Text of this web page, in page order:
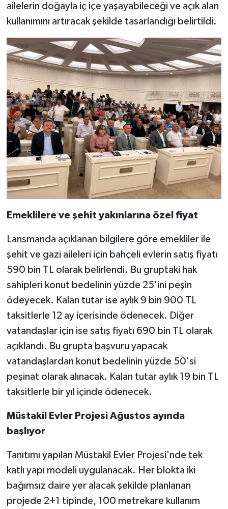
ailelerin doğayla iç içe yaşayabileceği ve açık alan
kullanımını artıracak şekilde tasarlandığı belirtildi.
Emeklilere ve şehit yakınlarına özel fiyat
Lansmanda açıklanan bilgilere göre emekliler ile
şehit ve gazi aileleri için bahçeli evlerin satış fiyatı
590 bin TL olarak belirlendi. Bu gruptaki hak
sahipleri konut bedelinin yüzde 25'ini peşin
ödeyecek. Kalan tutar ise aylık 9 bin 900 TL
taksitlerle 12 ay içerisinde ödenecek. Diğer
vatandaşlar için ise satış fiyatı 690 bin TL olarak
açıklandı. Bu grupta başvuru yapacak
vatandaşlardan konut bedelinin yüzde 50'si
peşinat olarak alınacak. Kalan tutar aylık 19 bin TL
taksitlerle bir yıl içinde ödenecek.
Müstakil Evler Projesi Ağustos ayında
başlıyor
Tanıtımı yapılan Müstakil Evler Projesi'nde tek
katlı yapı modeli uygulanacak. Her blokta iki
bağımsız daire yer alacak şekilde planlanan
projede 2+1 tipinde, 100 metrekare kullanım